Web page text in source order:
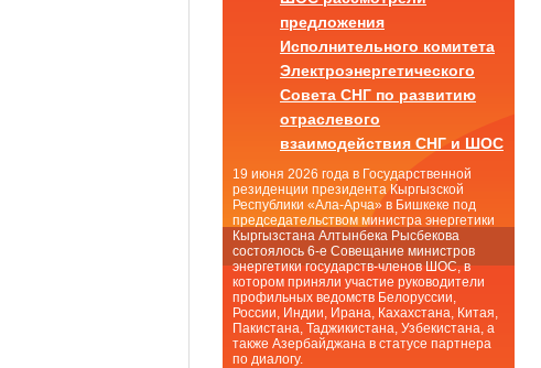
предложения
Исполнительного комитета
Электроэнергетического
Совета СНГ по развитию
отраслевого
взаимодействия СНГ и ШОС
19 июня 2026 года в Государственной
резиденции президента Кыргызской
Республики «Ала-Арча» в Бишкеке под
председательством министра энергетики
Кыргызстана Алтынбека Рысбекова
состоялось 6-е Совещание министров
энергетики государств-членов ШОС, в
котором приняли участие руководители
профильных ведомств Белоруссии,
России, Индии, Ирана, Кахахстана, Китая,
Пакистана, Таджикистана, Узбекистана, а
также Азербайджана в статусе партнера
по диалогу.